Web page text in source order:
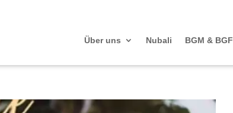
Über uns Nubali BGM & BGF